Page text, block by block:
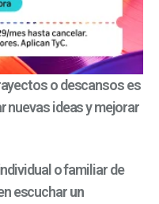
o descansos es
nuevas ideas y mejorar
o familiar de
escucharun